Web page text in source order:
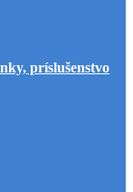
príslušenstvo